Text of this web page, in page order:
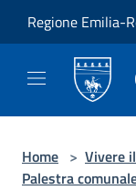
Regione Emilia-
Home > Vivere
Palestra